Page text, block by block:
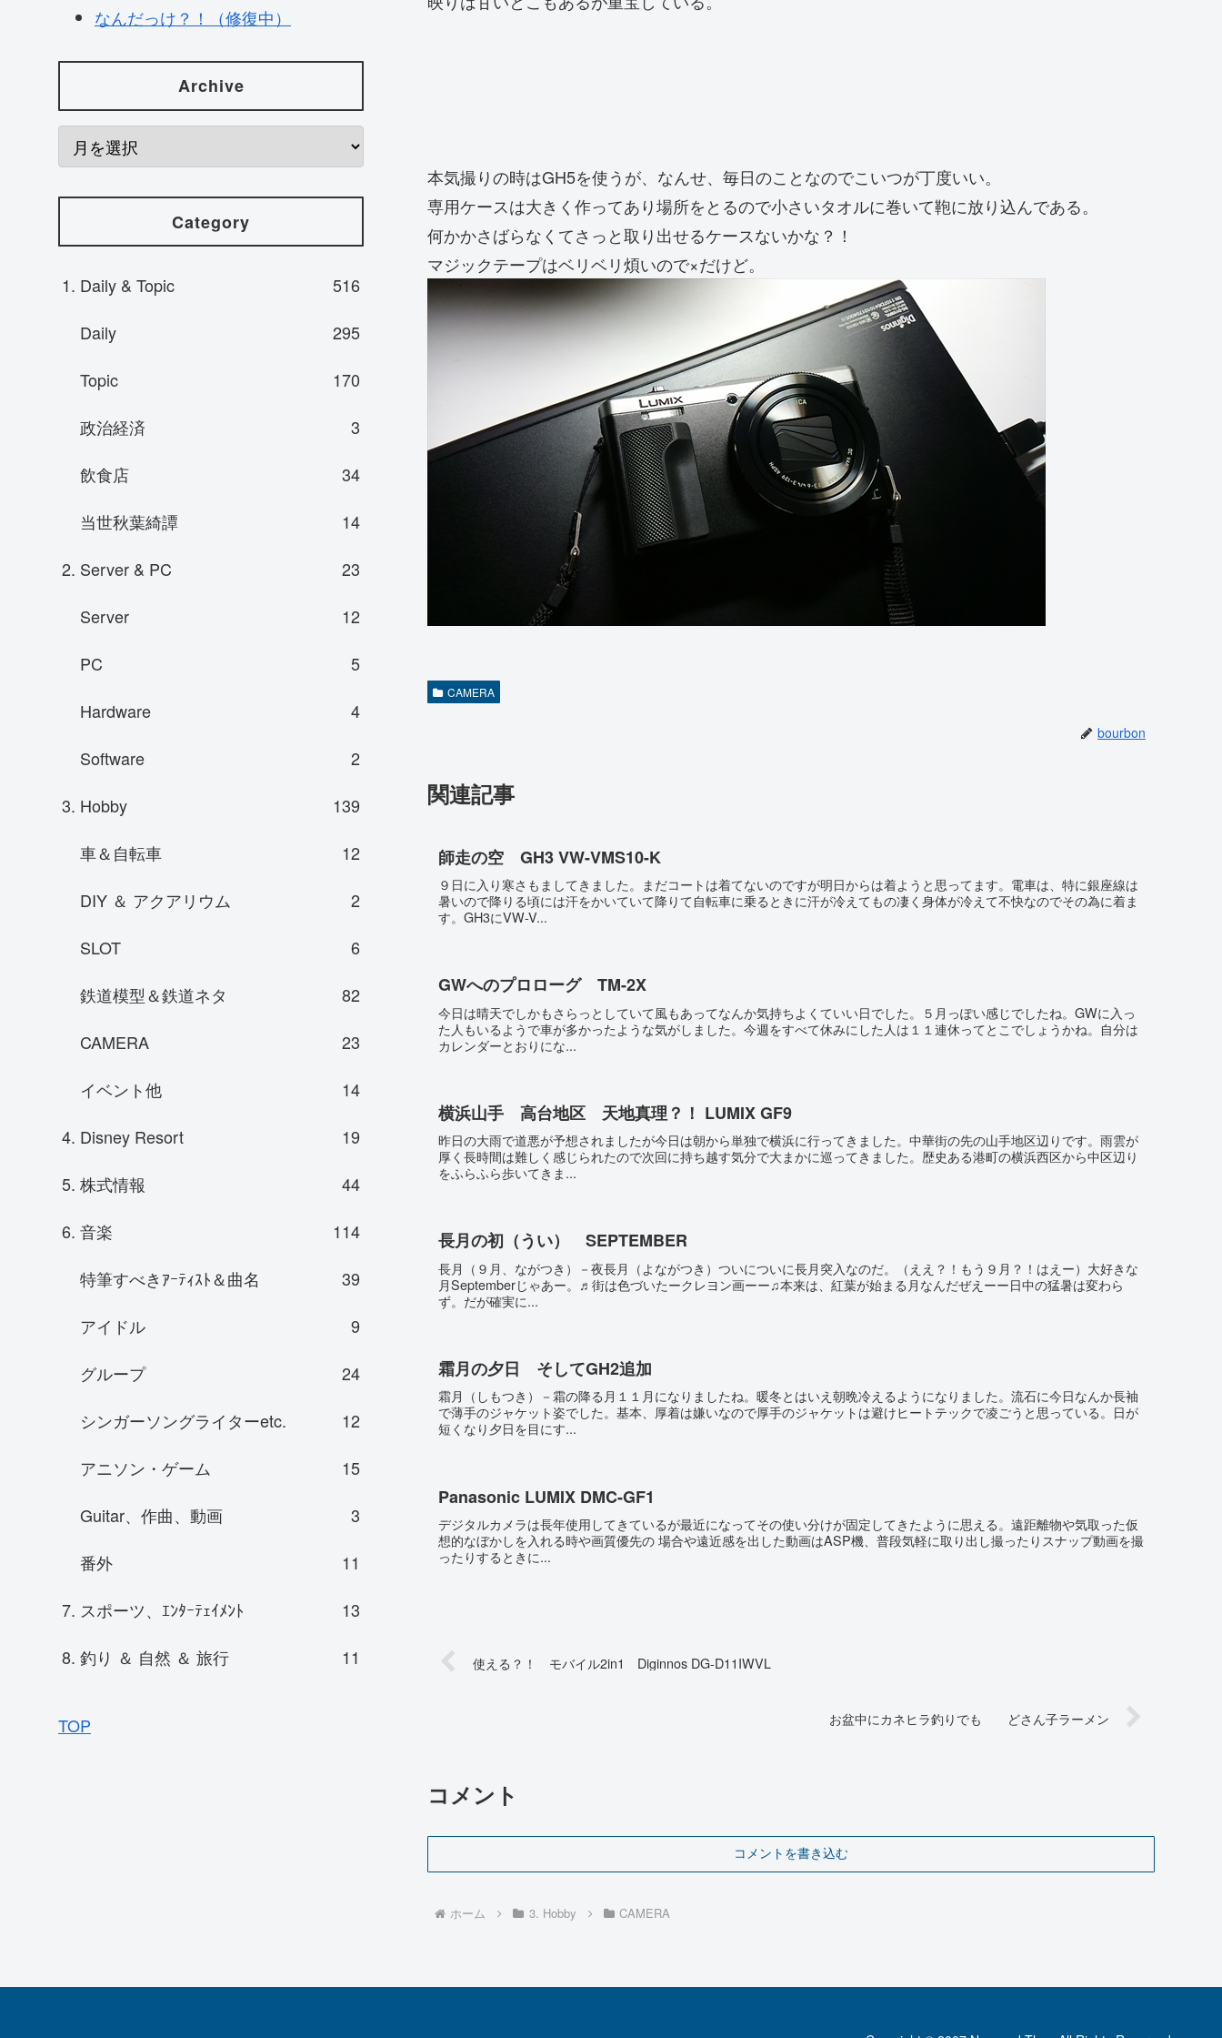
本気撮りの時はGH5を使うが、なんせ、毎日のことなのでこいつが丁度いい。
専用ケースは大きく作ってあり場所をとるので小さいタオルに巻いて鞄に放り込んである。
何かかさばらなくてさっと取り出せるケースないかな？！
マジックテープはベリベリ煩いので×だけど。
CAMERA
bourbon
関連記事
師走の空 GH3 VW-VMS10-K
９日に入り寒さもましてきました。まだコートは着てないのですが明日からは着ようと思ってます。電車は、特に銀座線は
暑いので降りる頃には汗をかいていて降りて自転車に乗るときに汗が冷えてもの凄く身体が冷えて不快なのでその為に着ま
す。GH3にVW-V...
GWへのプロローグ TM-2X
今日は晴天でしかもさらっとしていて風もあってなんか気持ちよくていい日でした。５月っぽい感じでしたね。GWに入っ
た人もいるようで車が多かったような気がしました。今週をすべて休みにした人は１１連休ってとこでしょうかね。自分は
カレンダーとおりにな...
横浜山手 高台地区 天地真理？！ LUMIX GF9
昨日の大雨で道悪が予想されましたが今日は朝から単独で横浜に行ってきました。中華街の先の山手地区辺りです。雨雲が
厚く長時間は難しく感じられたので次回に持ち越す気分で大まかに巡ってきました。歴史ある港町の横浜西区から中区辺り
をふらふら歩いてきま...
長月の初（うい） SEPTEMBER
長月（９月、ながつき）－夜長月（よながつき）ついについに長月突入なのだ。（ええ？！もう９月？！はえー）大好きな
月Septemberじゃあー。♬街は色づいたークレヨン画ーー♫本来は、紅葉が始まる月なんだぜえーー日中の猛暑は変わら
ず。だが確実に...
霜月の夕日 そしてGH2追加
霜月（しもつき）－霜の降る月１１月になりましたね。暖冬とはいえ朝晩冷えるようになりました。流石に今日なんか長袖
で薄手のジャケット姿でした。基本、厚着は嫌いなので厚手のジャケットは避けヒートテックで凌ごうと思っている。日が
短くなり夕日を目にす...
Panasonic LUMIX DMC-GF1
デジタルカメラは長年使用してきているが最近になってその使い分けが固定してきたように思える。遠距離物や気取った仮
想的なぼかしを入れる時や画質優先の 場合や遠近感を出した動画はASP機、普段気軽に取り出し撮ったりスナップ動画を撮
ったりするときに...
使える？！ モバイル2in1 Diginnos DG-D11IWVL
お盆中にカネヒラ釣りでも どさん子ラーメン
コメント
コメントを書き込む
ホーム 3. Hobby CAMERA
なんだっけ？！（修復中）
Archive
Category
1. Daily & Topic
516
Daily
295
Topic
170
政治経済
3
飲食店
34
当世秋葉綺譚
14
2. Server & PC
23
Server
12
PC
5
Hardware
4
Software
2
3. Hobby
139
車＆自転車
12
DIY ＆ アクアリウム
2
SLOT
6
鉄道模型＆鉄道ネタ
82
CAMERA
23
イベント他
14
4. Disney Resort
19
5. 株式情報
44
6. 音楽
114
特筆すべきｱｰﾃｨｽﾄ＆曲名
39
アイドル
9
グループ
24
シンガーソングライターetc.
12
アニソン・ゲーム
15
Guitar、作曲、動画
3
番外
11
7. スポーツ、ｴﾝﾀｰﾃｪｲﾒﾝﾄ
13
8. 釣り ＆ 自然 ＆ 旅行
11
TOP